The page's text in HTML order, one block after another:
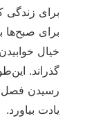
برای زندگی
برای
خیال
گذراند.
رسیدن فصل
یادت بیاورد.